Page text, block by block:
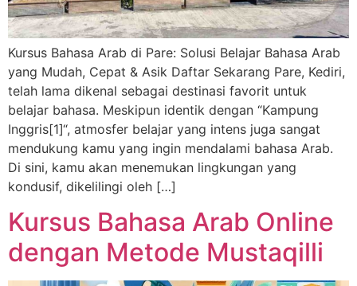
Kursus Bahasa Arab di Pare: Solusi Belajar Bahasa Arab
yang Mudah, Cepat & Asik Daftar Sekarang Pare, Kediri,
telah lama dikenal sebagai destinasi favorit untuk
belajar bahasa. Meskipun identik dengan “Kampung
Inggris[1]“, atmosfer belajar yang intens juga sangat
mendukung kamu yang ingin mendalami bahasa Arab.
Di sini, kamu akan menemukan lingkungan yang
kondusif, dikelilingi oleh […]
Kursus Bahasa Arab Online
dengan Metode Mustaqilli